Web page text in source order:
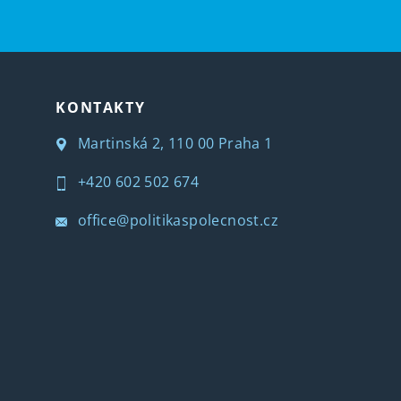
KONTAKTY
Martinská 2, 110 00 Praha 1
+420 602 502 674
office@politikaspolecnost.cz